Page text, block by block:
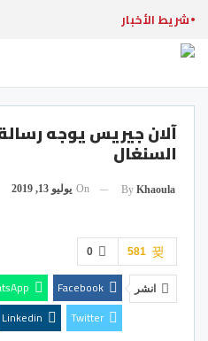
شريط الأخبار
آلان جيريس يوجه
السنغال
By Khaoula
On يوليو 13, 2019
0 581
انشر Facebook
Twitter
Linkedin